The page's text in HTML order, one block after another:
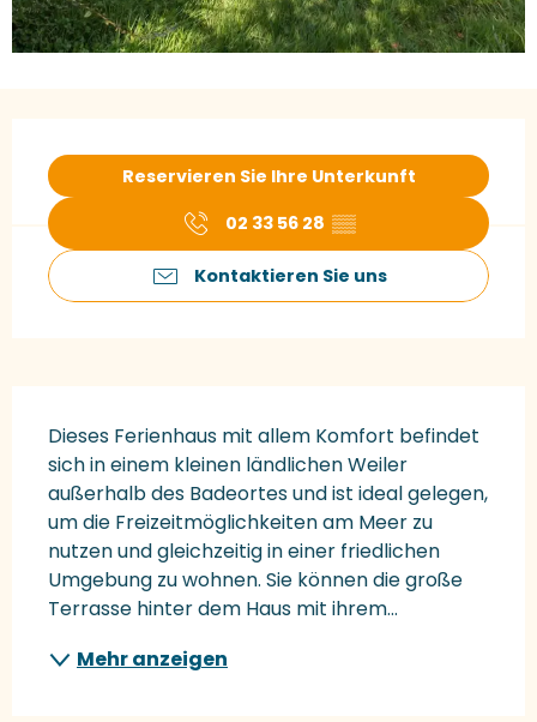
Reservieren Sie Ihre Unterkunft
02 33 56 28 ▒▒
Kontaktieren Sie uns
Dieses Ferienhaus mit allem Komfort befindet
sich in einem kleinen ländlichen Weiler
außerhalb des Badeortes und ist ideal gelegen,
um die Freizeitmöglichkeiten am Meer zu
nutzen und gleichzeitig in einer friedlichen
Umgebung zu wohnen. Sie können die große
Terrasse hinter dem Haus mit ihrem...
Mehr anzeigen